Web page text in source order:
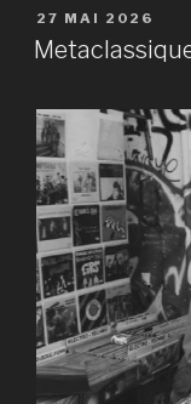
PUBLIÉ
LE
27 MAI 2026